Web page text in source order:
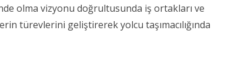
olma vizyonu doğrultusunda iş ortakları ve
türevlerini geliştirerek yolcu taşımacılığında